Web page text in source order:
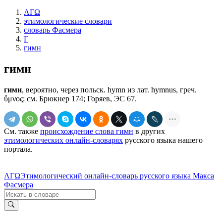
ΛΓΩ
этимологические словари
словарь Фасмера
Г
гимн
гимн
гимн, вероятно, через польск. hymn из лат. hymnus, греч.
ὕμνος; см. Брюкнер 174; Горяев, ЭС 67.
См. также происхождение слова гимн в других
этимологических онлайн-словарях русского языка нашего
портала.
ΛΓΩЭтимологический онлайн-словарь русского языка Макса
Фасмера